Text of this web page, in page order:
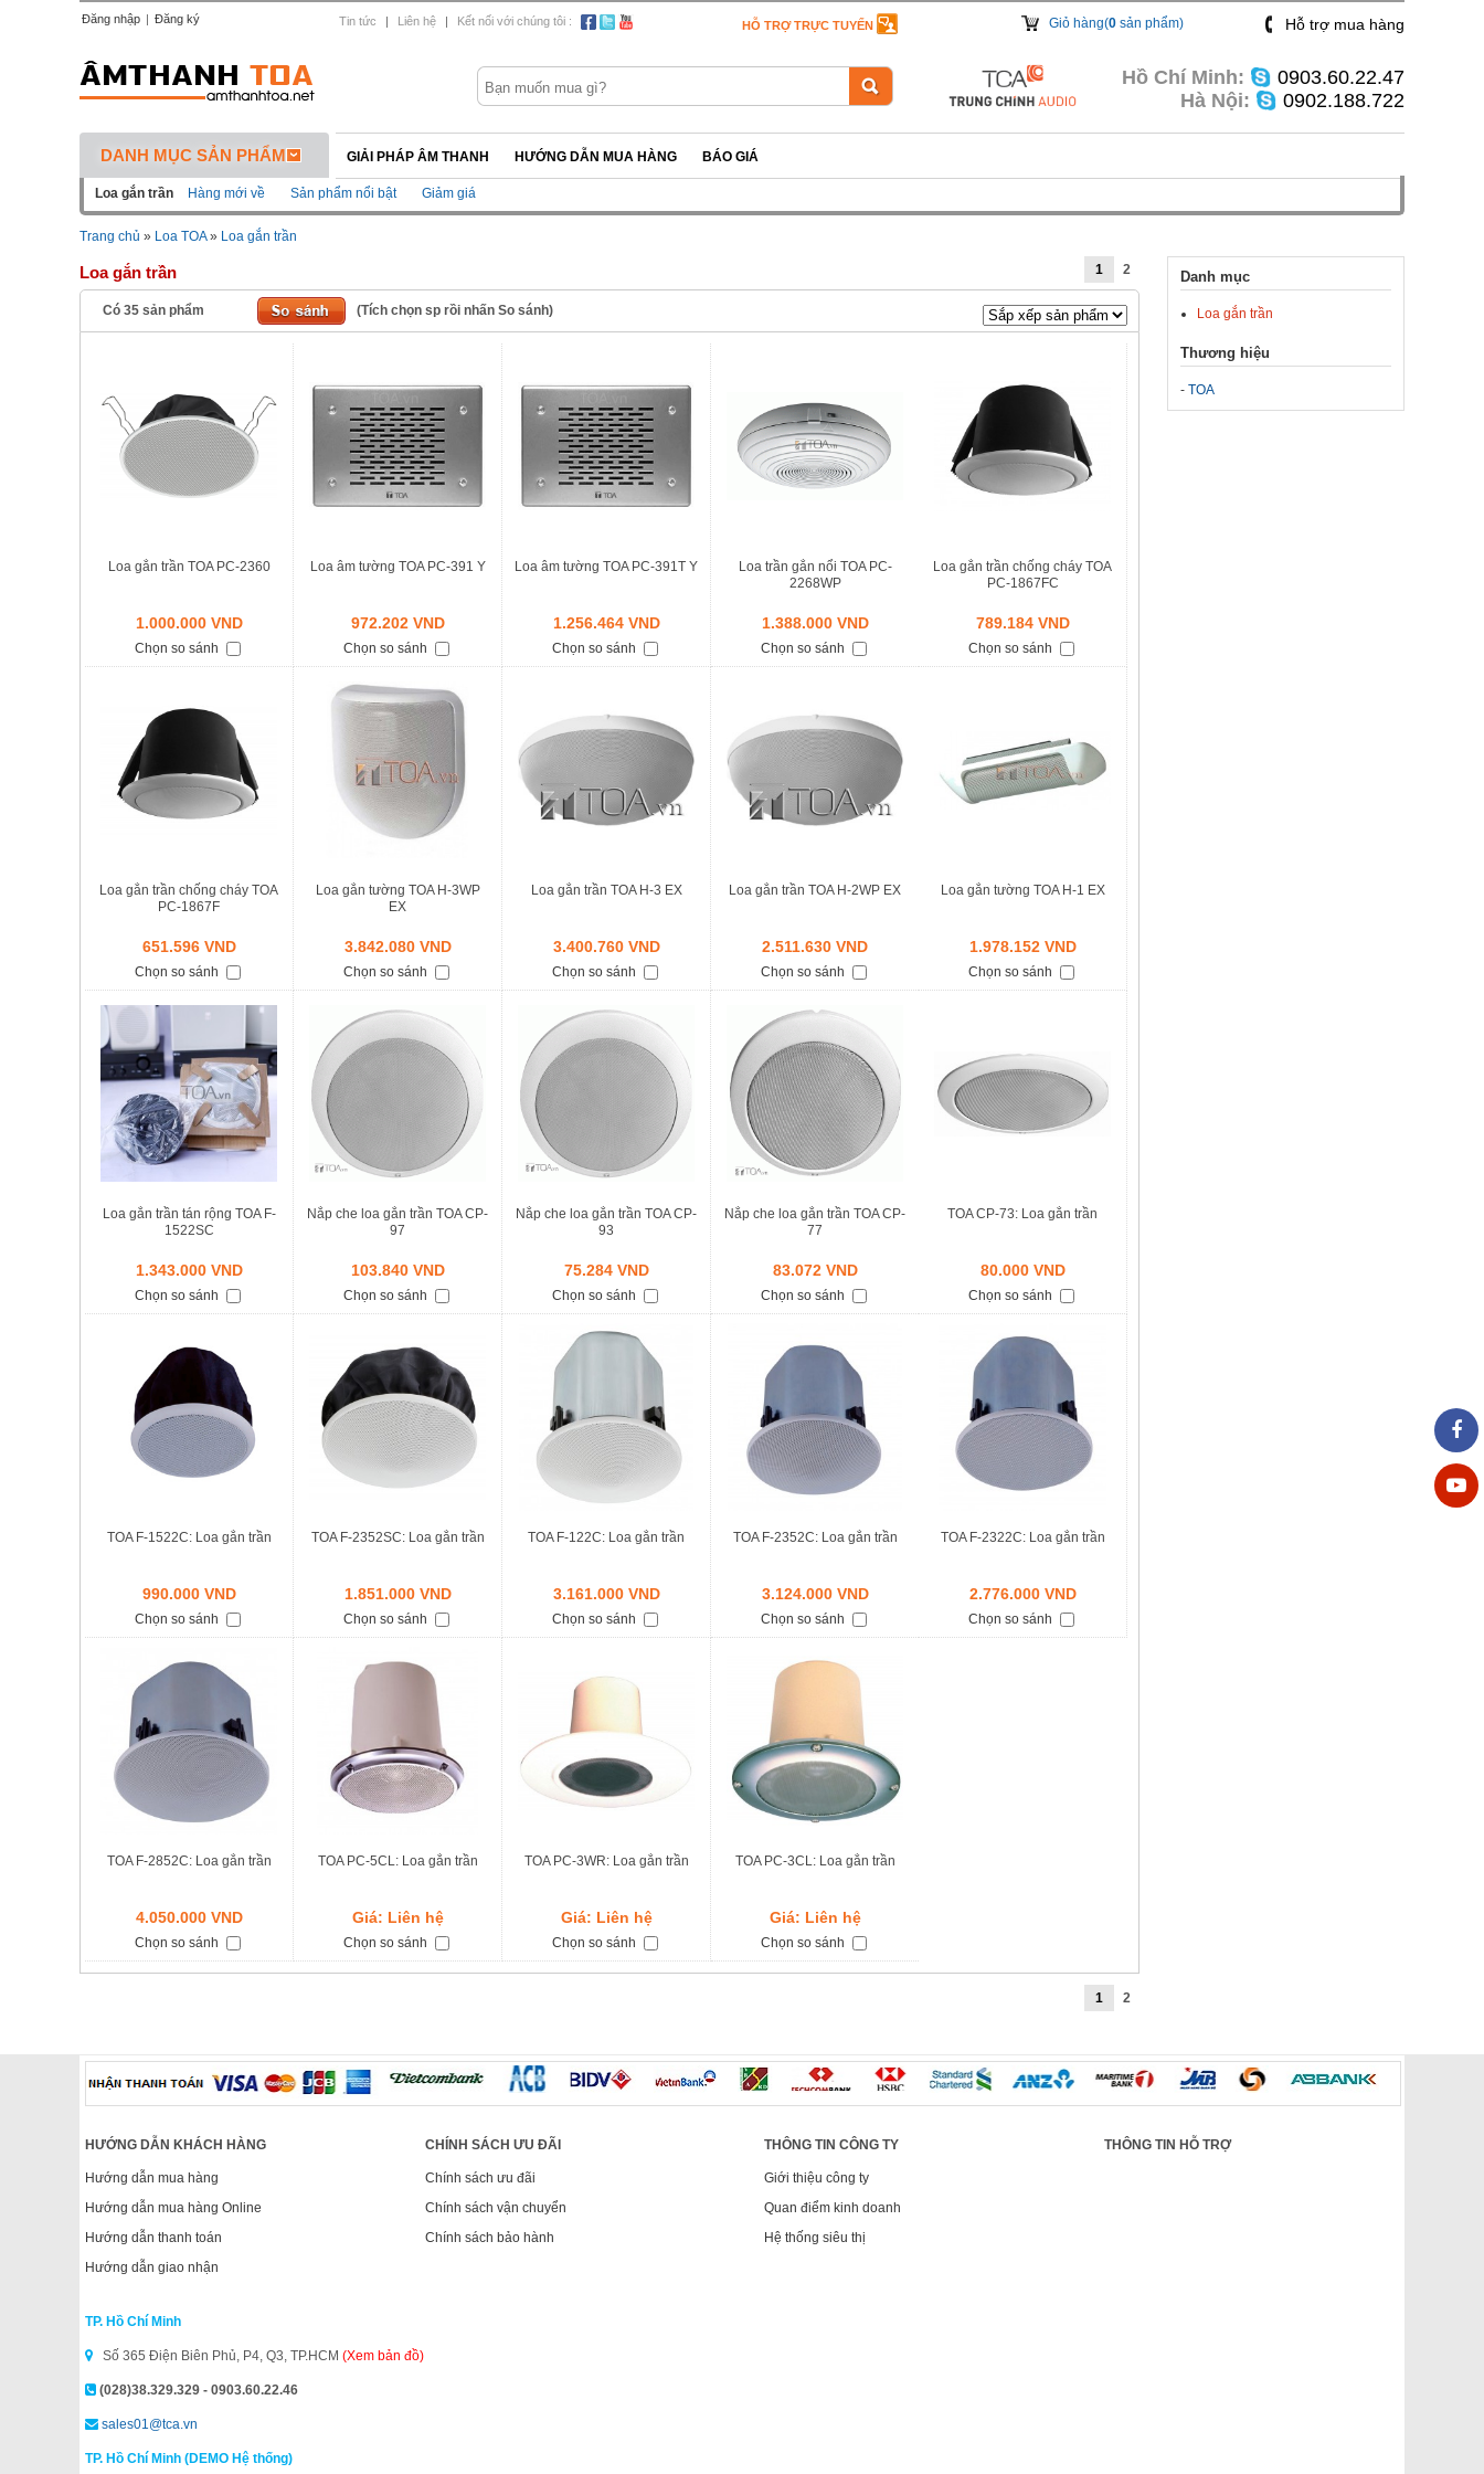
Đăng nhập | Đăng ký Tin tức | Liên hệ | Kết nối với chúng tôi : HỖ TRỢ TRỰC TUYẾN Hỗ trợ mua hàng
Hồ Chí Minh:
0903.60.22.47
Hà Nội:
0902.188.722
Giỏ hàng(0 sản phẩm)
DANH MỤC SẢN PHẨM GIẢI PHÁP ÂM THANH HƯỚNG DẪN MUA HÀNG BÁO GIÁ
Loa gắn trần Hàng mới về Sản phẩm nổi bật Giảm giá
Trang chủ » Loa TOA» Loa gắn trần
Danh mục
Loa gắn trần
Thương hiệu
- TOA
Loa gắn trần 1 2
Có 35 sản phẩm (Tích chọn sp rồi nhấn So sánh)
Loa gắn trần TOA PC-2360
1.000.000 VND
Chọn so sánh
Loa âm tường TOA PC-391 Y
972.202 VND
Chọn so sánh
Loa âm tường TOA PC-391T Y
1.256.464 VND
Chọn so sánh
Loa trần gắn nổi TOA PC-
2268WP
1.388.000 VND
Chọn so sánh
Loa gắn trần chống cháy TOA
PC-1867FC
789.184 VND
Chọn so sánh
Loa gắn trần chống cháy TOA
PC-1867F
651.596 VND
Chọn so sánh
Loa gắn tường TOA H-3WP
EX
3.842.080 VND
Chọn so sánh
Loa gắn trần TOA H-3 EX
3.400.760 VND
Chọn so sánh
Loa gắn trần TOA H-2WP EX
2.511.630 VND
Chọn so sánh
Loa gắn tường TOA H-1 EX
1.978.152 VND
Chọn so sánh
Loa gắn trần tán rộng TOA F-
1522SC
1.343.000 VND
Chọn so sánh
Nắp che loa gắn trần TOA CP-
97
103.840 VND
Chọn so sánh
Nắp che loa gắn trần TOA CP-
93
75.284 VND
Chọn so sánh
Nắp che loa gắn trần TOA CP-
77
83.072 VND
Chọn so sánh
TOA CP-73: Loa gắn trần
80.000 VND
Chọn so sánh
TOA F-1522C: Loa gắn trần
990.000 VND
Chọn so sánh
TOA F-2352SC: Loa gắn trần
1.851.000 VND
Chọn so sánh
TOA F-122C: Loa gắn trần
3.161.000 VND
Chọn so sánh
TOA F-2352C: Loa gắn trần
3.124.000 VND
Chọn so sánh
TOA F-2322C: Loa gắn trần
2.776.000 VND
Chọn so sánh
TOA F-2852C: Loa gắn trần
4.050.000 VND
Chọn so sánh
TOA PC-5CL: Loa gắn trần
Giá: Liên hệ
Chọn so sánh
TOA PC-3WR: Loa gắn trần
Giá: Liên hệ
Chọn so sánh
TOA PC-3CL: Loa gắn trần
Giá: Liên hệ
Chọn so sánh
1 2
HƯỚNG DẪN KHÁCH HÀNG
Hướng dẫn mua hàng
Hướng dẫn mua hàng Online
Hướng dẫn thanh toán
Hướng dẫn giao nhận
CHÍNH SÁCH ƯU ĐÃI
Chính sách ưu đãi
Chính sách vận chuyển
Chính sách bảo hành
THÔNG TIN CÔNG TY
Giới thiệu công ty
Quan điểm kinh doanh
Hệ thống siêu thị
THÔNG TIN HỖ TRỢ
TP. Hồ Chí Minh
Số 365 Điện Biên Phủ, P4, Q3, TP.HCM (Xem bản đồ)
(028)38.329.329 - 0903.60.22.46
sales01@tca.vn
TP. Hồ Chí Minh (DEMO Hệ thống)